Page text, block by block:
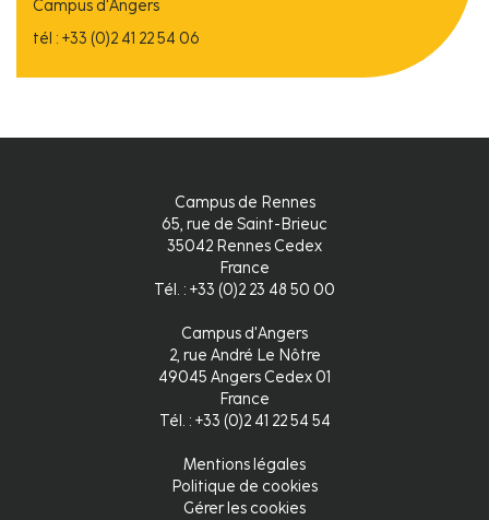
Campus d'Angers
tél : +33 (0)2 41 22 54 06
Campus de Rennes
65, rue de Saint-Brieuc
35042 Rennes Cedex
France
Tél. : +33 (0)2 23 48 50 00
Campus d'Angers
2, rue André Le Nôtre
49045 Angers Cedex 01
France
Tél. : +33 (0)2 41 22 54 54
Mentions légales
Politique de cookies
Gérer les cookies